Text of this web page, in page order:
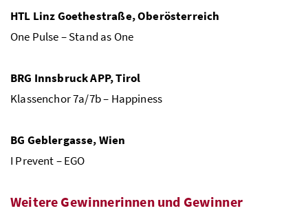
HTL Linz Goethestraße, Oberösterreich
One Pulse – Stand as One
BRG Innsbruck APP, Tirol
Klassenchor 7a/7b – Happiness
BG Geblergasse, Wien
I Prevent – EGO
Weitere Gewinnerinnen und Gewinner